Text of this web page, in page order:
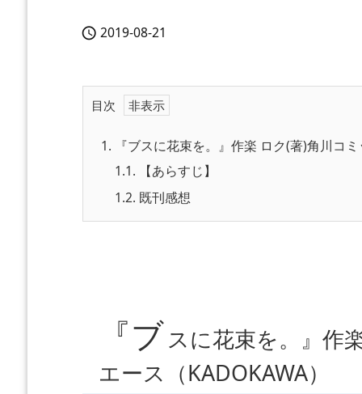
 2019-08-21
目次
1. 『ブスに花束を。』作楽 ロク(著)角川コ
1.1. 【あらすじ】
1.2. 既刊感想
『ブスに花束を。』作
エース（KADOKAWA）